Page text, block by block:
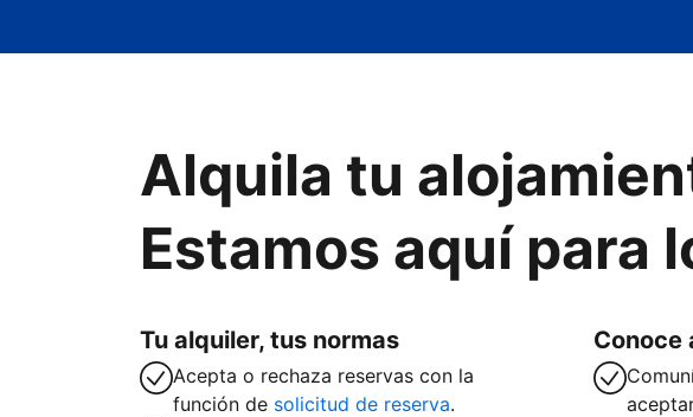
Alquila tu
Estamos aquí para
Tu alquiler, tus normas
Acepta o rechaza reservas con la
función de solicitud de reserva.
Conoce